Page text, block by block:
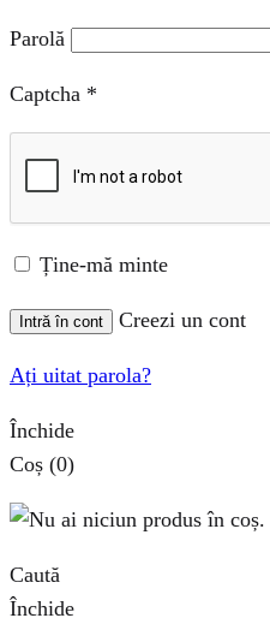
Parolă
Captcha *
Ține-mă minte
Intră în cont Creezi un cont
Ați uitat parola?
Închide
Coș (0)
Caută
Închide